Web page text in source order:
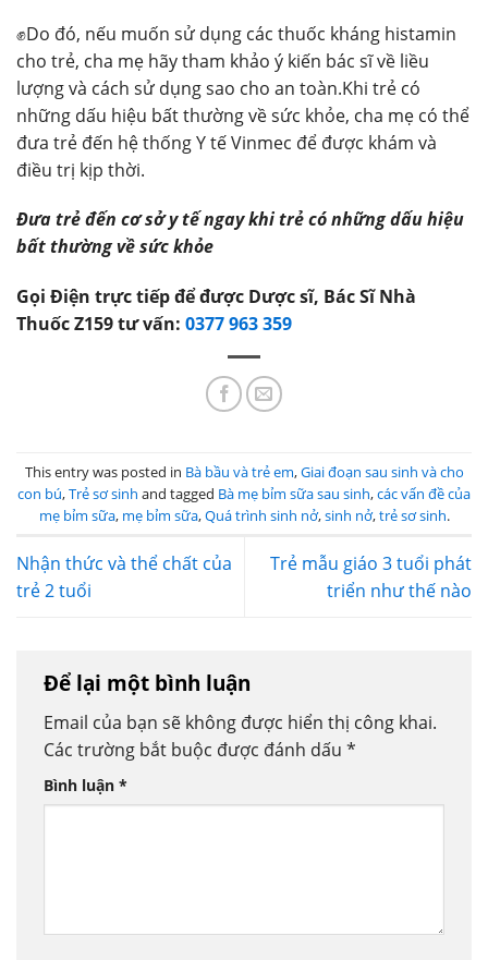
✊Do đó, nếu muốn sử dụng các thuốc kháng histamin
cho trẻ, cha mẹ hãy tham khảo ý kiến bác sĩ về liều
lượng và cách sử dụng sao cho an toàn.Khi trẻ có
những dấu hiệu bất thường về sức khỏe, cha mẹ có thể
đưa trẻ đến hệ thống Y tế Vinmec để được khám và
điều trị kịp thời.
Đưa trẻ đến cơ sở y tế ngay khi trẻ có những dấu hiệu
bất thường về sức khỏe
Gọi Điện trực tiếp để được Dược sĩ, Bác Sĩ Nhà
Thuốc Z159 tư vấn: 0377 963 359
This entry was posted in Bà bầu và trẻ em,Giai đoạn sau sinh và cho
con bú,Trẻ sơ sinh and tagged Bà mẹ bỉm sữa sau sinh,các vấn đề của
mẹ bỉm sữa, mẹ bỉm sữa,Quá trình sinh nở,sinh nở,trẻ sơ sinh.
Nhận thức và thể chất của
trẻ 2 tuổi
Trẻ mẫu giáo 3 tuổi phát
triển như thế nào
Để lại một bình luận
Email của bạn sẽ không được hiển thị công khai.
Các trường bắt buộc được đánh dấu *
Bình luận *